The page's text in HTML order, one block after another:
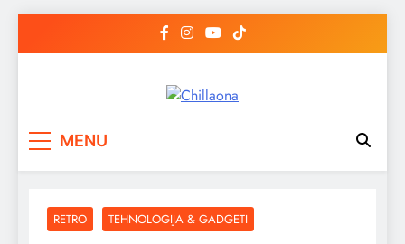
MENU
RETRO TEHNOLOGIJA & GADGETI